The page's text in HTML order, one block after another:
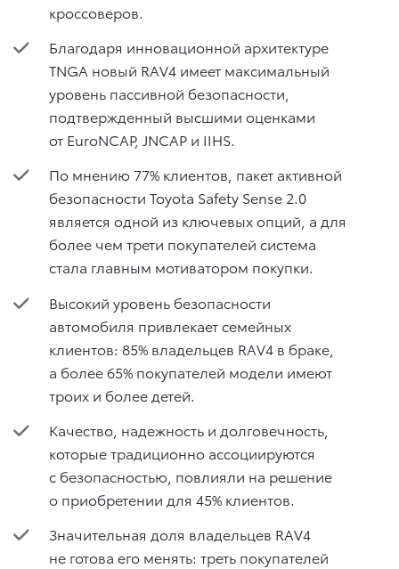
кроссоверов.
Благодаря инновационной архитектуре
TNGA новый RAV4 имеет максимальный
уровень пассивной безопасности,
подтвержденный высшими оценками
от EuroNCAP, JNCAP и IIHS.
По мнению 77% клиентов, пакет активной
безопасности Toyota Safety Sense 2.0
является одной из ключевых опций, а для
более чем трети покупателей система
стала главным мотиватором покупки.
Высокий уровень безопасности
автомобиля привлекает семейных
клиентов: 85% владельцев RAV4 в браке,
а более 65% покупателей модели имеют
троих и более детей.
Качество, надежность и долговечность,
которые традиционно ассоциируются
с безопасностью, повлияли на решение
о приобретении для 45% клиентов.
Значительная доля владельцев RAV4
не готова его менять: треть покупателей